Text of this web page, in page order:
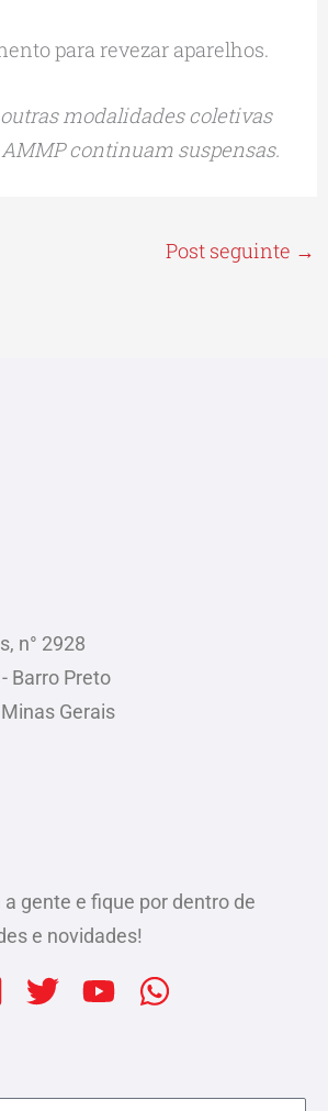
para revezar aparelhos.
modalidades coletivas
continuam suspensas.
Post seguinte →
n° 2928
Barro Preto
Gerais
gente e fique por dentro de
e novidades!
T
t
Y
t
W
t